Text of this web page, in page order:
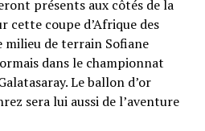
présents aux côtés de la
cette coupe d’Afrique des
de terrain Sofiane
dans le championnat
Le ballon d’or
sera lui aussi de l’aventure